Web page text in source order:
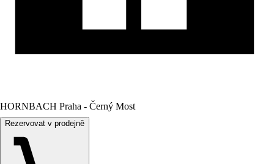
HORNBACH Praha - Černý Most
Rezervovat v prodejně